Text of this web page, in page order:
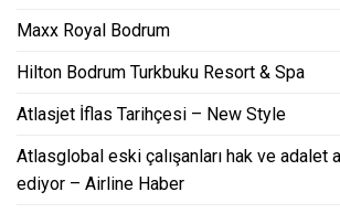
Maxx Royal Bodrum
Hilton Bodrum Turkbuku Resort & Spa
Atlasjet İflas Tarihçesi – New Style
Atlasglobal eski çalışanları hak ve adalet
ediyor – Airline Haber